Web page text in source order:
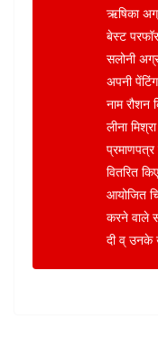
ऋषिका
बेस्ट
सलोनी
अपनी
नाम रौशन
लीना
वितरित
आयोजित
करने वाले
दी व् उनके